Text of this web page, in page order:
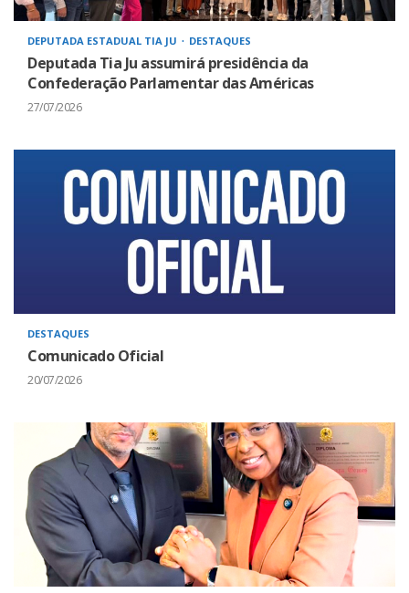
DEPUTADA ESTADUAL TIA JU DESTAQUES
Deputada Tia Ju assumirá presidência da
Confederação Parlamentar das Américas
27/07/2026
DESTAQUES
Comunicado Oficial
20/07/2026